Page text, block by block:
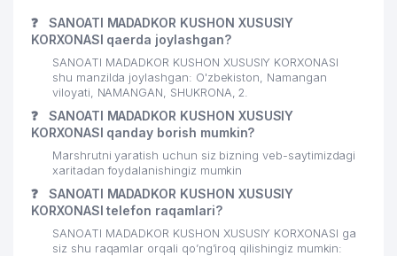
❓
SANOATI MADADKOR KUSHON XUSUSIY
KORXONASI qaerda joylashgan?
SANOATI MADADKOR KUSHON XUSUSIY KORXONASI
shu manzilda joylashgan: O'zbekiston, Namangan
viloyati, NAMANGAN, SHUKRONA, 2.
❓
SANOATI MADADKOR KUSHON XUSUSIY
KORXONASI qanday borish mumkin?
Marshrutni yaratish uchun siz bizning veb-saytimizdagi
xaritadan foydalanishingiz mumkin
❓
SANOATI MADADKOR KUSHON XUSUSIY
KORXONASI telefon raqamlari?
SANOATI MADADKOR KUSHON XUSUSIY KORXONASI ga
siz shu raqamlar orqali qo’ng’iroq qilishingiz mumkin: